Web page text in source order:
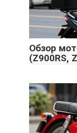
Обзор
(Z900RS,